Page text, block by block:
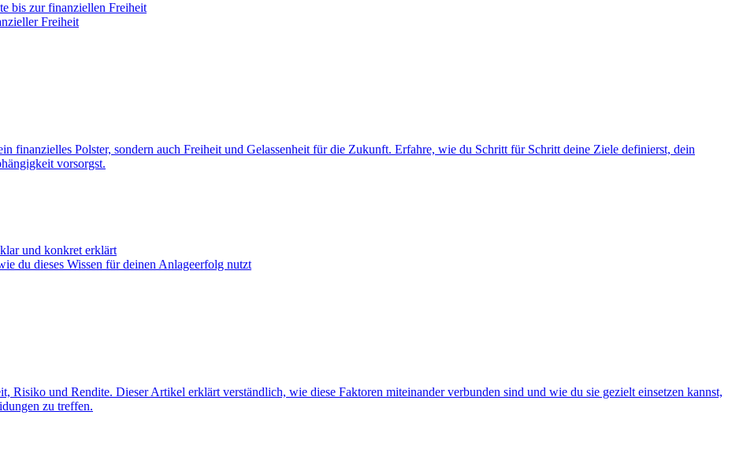
bis zur finanziellen Freiheit
Freiheit
finanzielles Polster, sondern auch Freiheit und Gelassenheit für die Zukunft. Erfahre, wie du Schritt für Schritt deine Ziele definierst, dein
vorsorgst.
und konkret erklärt
du dieses Wissen für deinen Anlageerfolg nutzt
Risiko und Rendite. Dieser Artikel erklärt verständlich, wie diese Faktoren miteinander verbunden sind und wie du sie gezielt einsetzen kannst,
zu treffen.